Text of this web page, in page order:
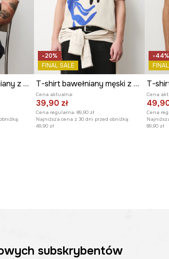
lekko
elementem
T-shirt męski bawełniany z elastanem by Aleksandra Czarny, Grafika Polska
-20%
FINAL SALE
T-shirt bawełniany męski z kolekcji Eviva L'arte
Cena aktualna:
39,90 zł
Cena regularna: 89,90 zł
Najniższa cena z 30 dni przed obniżką:
49,90 zł
-44%
Cena
Cena
89,90 zł
subskrybentów